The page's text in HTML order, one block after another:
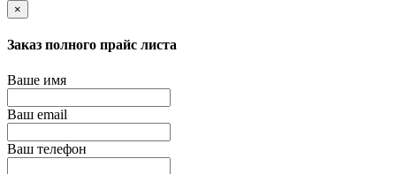
×
Заказ полного прайс листа
Ваше имя
Ваш email
Ваш телефон